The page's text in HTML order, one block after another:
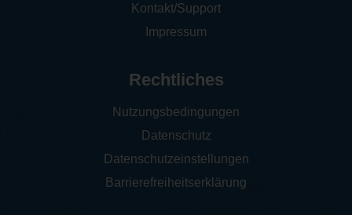
Kontakt/Support
Impressum
Rechtliches
Nutzungsbedingungen
Datenschutz
Datenschutzeinstellungen
Barrierefreiheitserklärung